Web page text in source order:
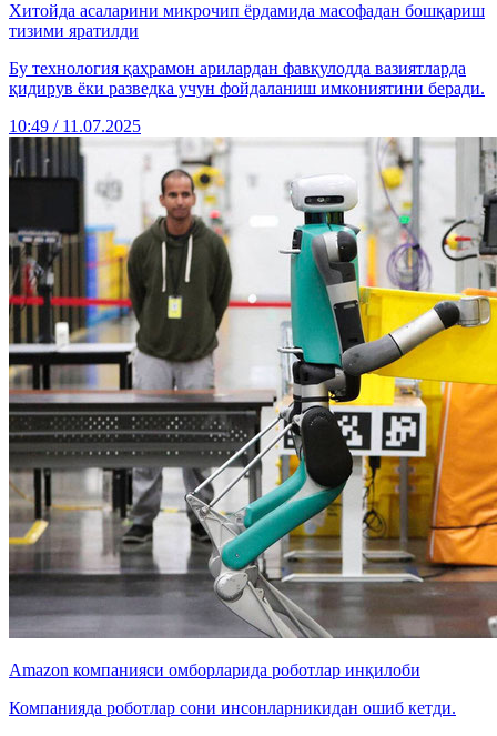
Хитойда асаларини микрочип ёрдамида масофадан бошқариш
тизими яратилди
Бу технология қаҳрамон арилардан фавқулодда вазиятларда
қидирув ёки разведка учун фойдаланиш имкониятини беради.
10:49 / 11.07.2025
Amazon компанияси омборларида роботлар инқилоби
Компанияда роботлар сони инсонларникидан ошиб кетди.